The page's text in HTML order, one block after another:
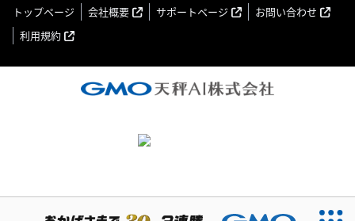
トップページ 会社概要 サポートページ
お問い合わせ
利用規約